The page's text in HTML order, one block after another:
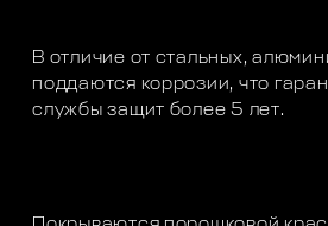
В отличие от стальных,
поддаются коррозии, что
службы защит более 5 лет.